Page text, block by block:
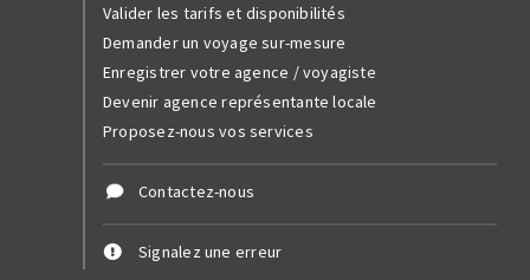
Valider les tarifs et disponibilités
Demander un voyage sur-mesure
Enregistrer votre agence / voyagiste
Devenir agence représentante locale
Proposez-nous vos services
Contactez-nous
Signalez une erreur